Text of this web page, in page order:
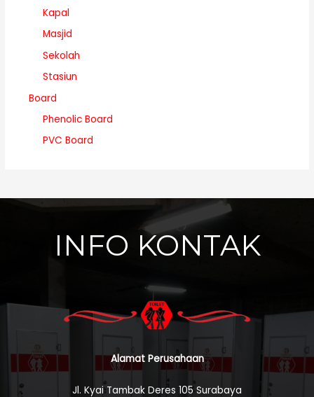
Kapal
Masjid
Sekolah
Stasiun
Board
Phenolic Board
PVC Board
INFO KONTAK
Alamat Perusahaan
Jl. Kyai Tambak Deres 105 Surabaya